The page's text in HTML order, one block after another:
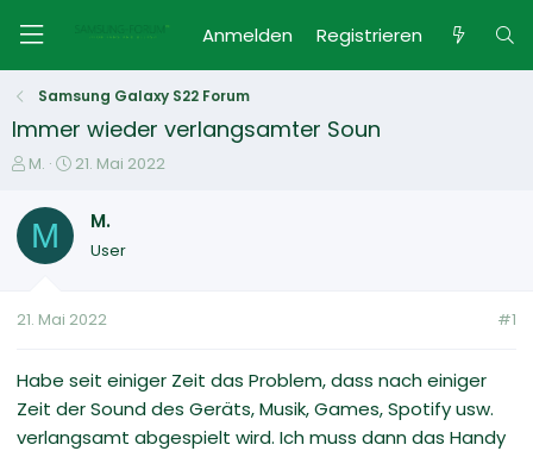
Anmelden Registrieren
Samsung Galaxy S22 Forum
Immer wieder verlangsamter Soun
E
s
e
e
M.
E
t
m
21. Mai 2022
M M.
User
21. Mai 2022 #1
Habe seit einiger Zeit das Problem, dass nach einiger
Zeit der Sound des Geräts, Musik, Games, Spotify usw.
verlangsamt abgespielt wird. Ich muss dann das Handy